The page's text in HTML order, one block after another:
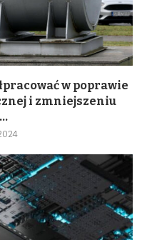
w poprawie
i zmniejszeniu